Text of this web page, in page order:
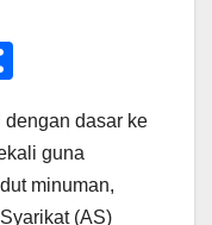
ar
e
dasar ke
guna
minuman,
(AS)